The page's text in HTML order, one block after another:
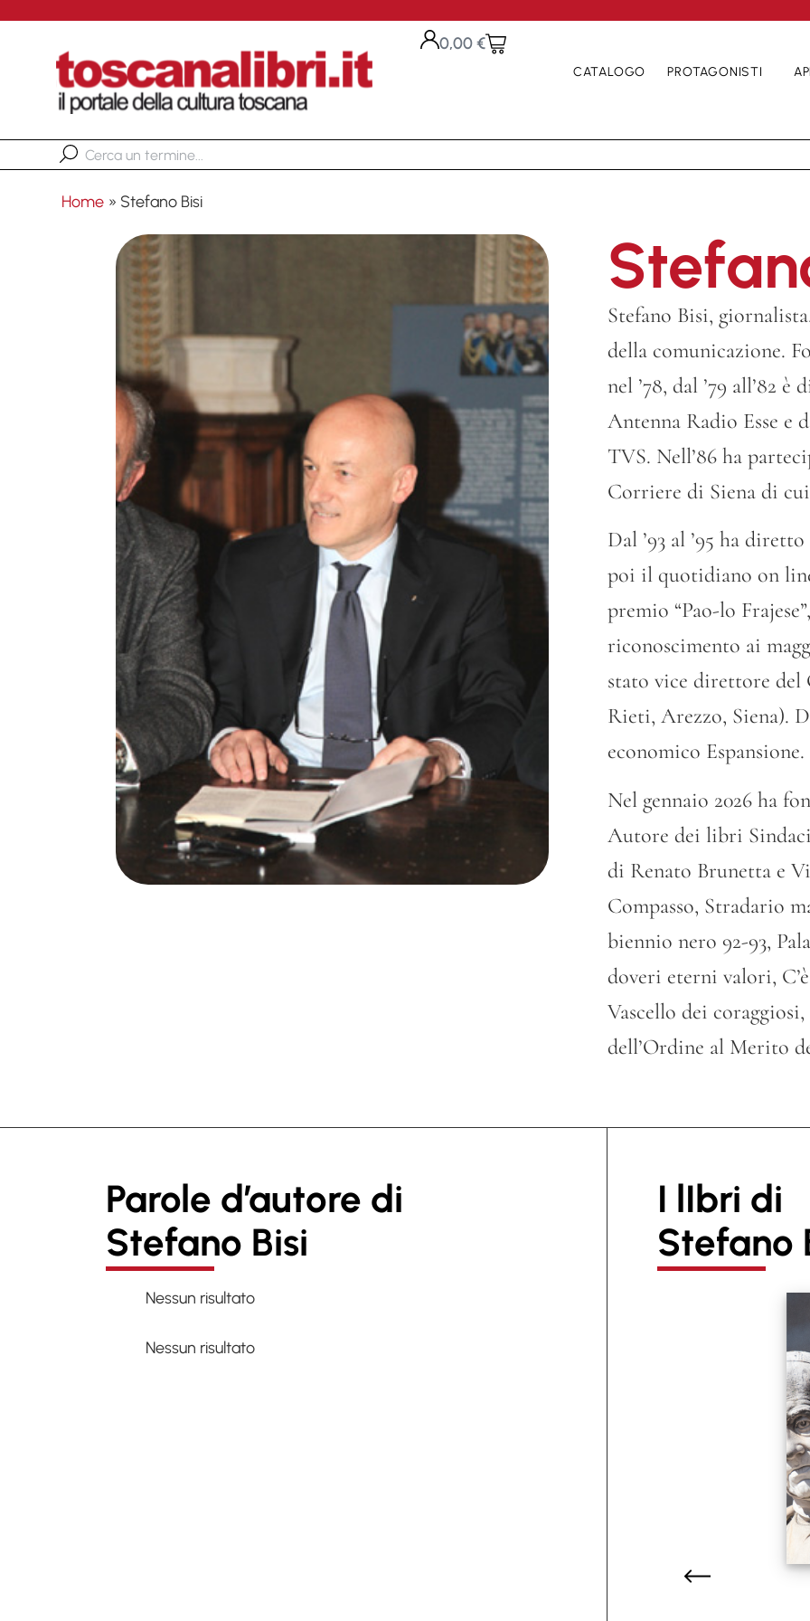
0,00€
CATALOGO PROTAGONISTI
Home » Stefano Bisi
Stefano Bisi,
della comunicazione.
nel ’78, dal ’79 all’82
Antenna Radio Esse e
TVS. Nell’86 ha
Corriere di Siena di
Dal ’93 al ’95 ha
poi il quotidiano on
premio “Pao-lo
riconoscimento ai
stato vice direttore
Rieti, Arezzo, Siena).
economico Espansione.
Nel gennaio 2026 ha
Autore dei libri
di Renato Brunetta e
Compasso, Stradario
biennio nero 92-93,
doveri eterni valori,
Vascello dei
dell’Ordine al Merito
Parole d’autore di
Stefano Bisi
Nessun risultato
Nessun risultato
I lIbri di
Stefano